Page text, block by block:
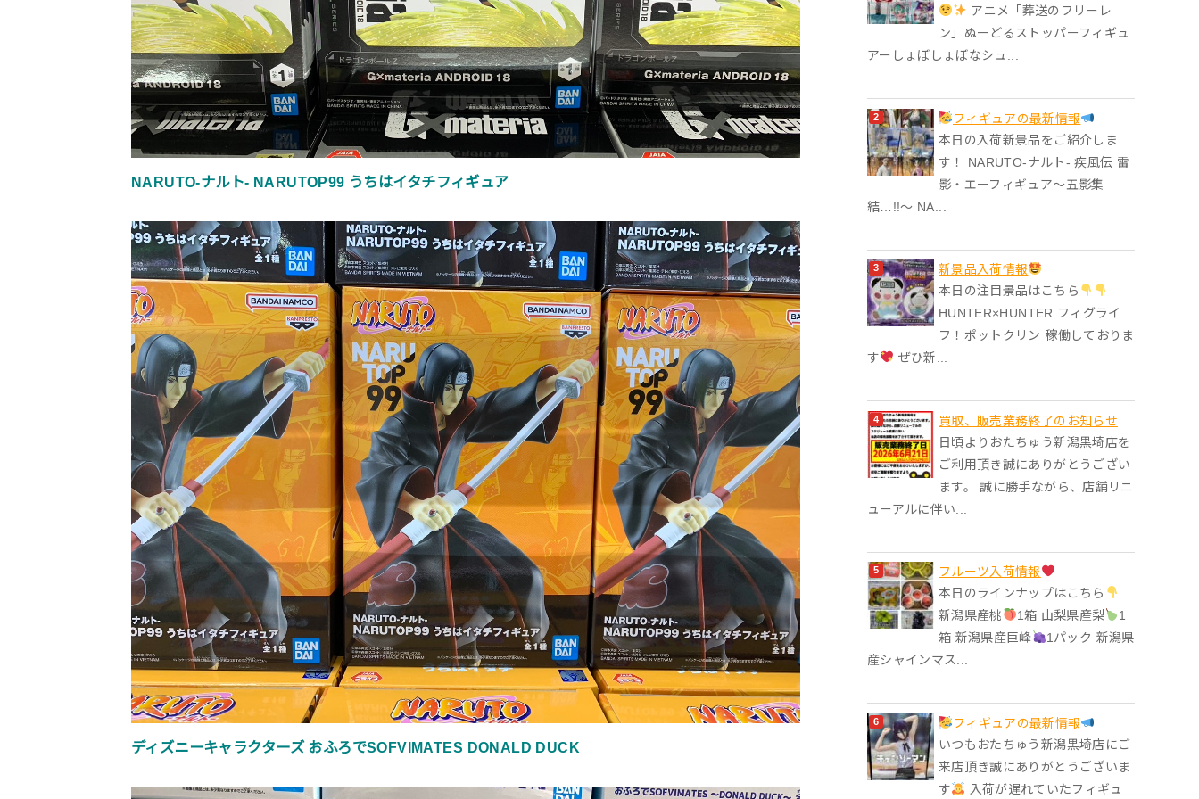
NARUTO-ナルト- NARUTOP99 うちはイタチフィギュア
ディズニーキャラクターズ おふろでSOFVIMATES DONALD DUCK
アニメ「葬送のフリーレ
ン」ぬーどるストッパーフィギュ
アーしょぼしょぼなシュ...
フィギュアの最新情報
本日の入荷新景品をご紹介しま
す！ NARUTO-ナルト- 疾風伝 雷
影・エーフィギュア～五影集
結…!!～ NA...
‎新景品入荷情報
本日の注目景品はこちら
HUNTER×HUNTER フィグライ
フ！ポットクリン 稼働しておりま
す
ぜひ新...
買取、販売業務終了のお知らせ
日頃よりおたちゅう新潟黒埼店を
ご利用頂き誠にありがとうござい
ます。 誠に勝手ながら、店舗リニ
ューアルに伴い...
フルーツ入荷情報
本日のラインナップはこちら
新潟県産桃
1箱 山梨県産梨
1
箱 新潟県産巨峰
1パック 新潟県
産シャインマス...
フィギュアの最新情報
いつもおたちゅう新潟黒埼店にご
来店頂き誠にありがとうございま
す
入荷が遅れていたフィギュ